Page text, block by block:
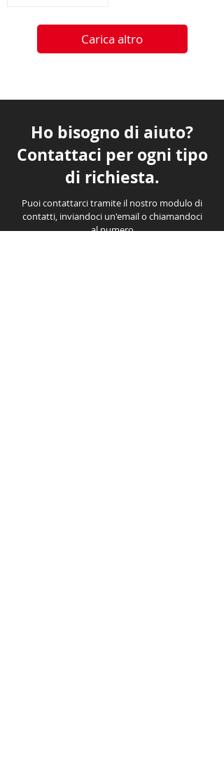
Carica altro
Ho bisogno di aiuto?
Contattaci per ogni tipo
di richiesta.
Puoi contattarci tramite il nostro modulo di
contatti, inviandoci un'email o chiamandoci
al numero